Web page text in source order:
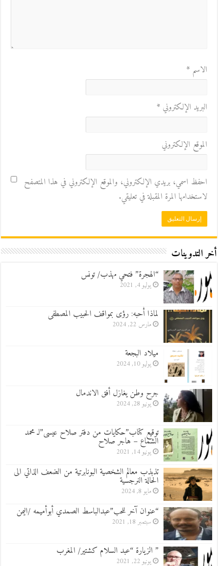
الاسم*
البريد الإلكتروني*
الموقع الإلكتروني
احفظ اسمي، بريدي الإلكتروني، والموقع الإلكتروني في هذا المتصفح
لاستخدامها المرة المقبلة في تعليقي.
أخر التدوينات
“الهجرة” فتحي مهذب/ تونس
يوليو 4, 2021
لماذا أُحبه: رؤى بمواقف الحبيب المصطفى
مارس 22, 2024
ميلاد البجعة
يوليو 10, 2024
جرح وطن يغازل أفق الاندمال
يونيو 28, 2024
توقيع كتاب”حكايات من دفتر صلاح عيسى”لـ محمد
الشماع – هاجر صلاح
يونيو 14, 2021
تذبذب معالم الشخصية البونابرتية من الضعف الذاتي الى
الحالة النرجسية
مايو 8, 2024
“عنوان آخر للحب”عبدالباسط الصمدي أبوأميمه /اليمن
سبتمبر 18, 2021
” الزيارة “عبد السلام كشتير/ المغرب
يونيو 22, 2021